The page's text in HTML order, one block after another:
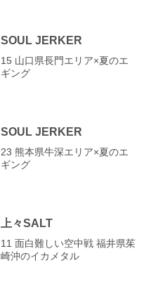
SOUL JERKER
15 山口県長門エリア×夏のエ
ギング
SOUL JERKER
23 熊本県牛深エリア×夏のエ
ギング
上々SALT
11 面白難しい空中戦 福井県茱
崎沖のイカメタル